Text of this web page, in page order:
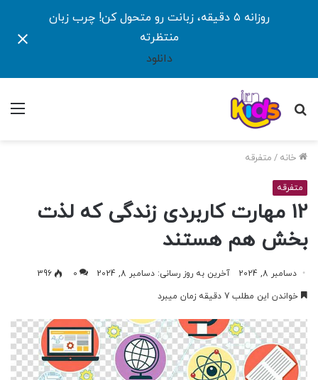
روزانه ۵ دقیقه، زبانت رو متحول کن! چرب زبان
منتظرته
دانلود
جستجو
خانه / متفرقه
متفرقه
12 مهارت کاربردی زندگی که لذت
بخش هم هستند
دسامبر 8, 2024 آخرین به روز رسانی: دسامبر 8, 2024 0
396
خواندن این مطلب 7 دقیقه زمان میبرد